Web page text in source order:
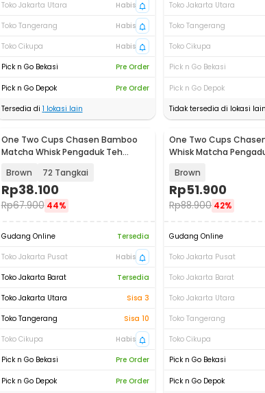
Toko Jakarta Utara
Habis
Toko Tangerang
Habis
Toko Cikupa
Habis
Pick n Go Bekasi
Pre Order
Pick n Go Depok
Pre Order
Tersedia di 1 lokasi lain
Toko Jakarta Utara
Toko Tangerang
Toko Cikupa
Pick n Go Bekasi
Pick n Go Depok
Tidak tersedia di lokasi lain
One Two Cups Chasen Bamboo
Matcha Whisk Pengaduk Teh
Brown 72 Tangkai
Rp38.100
Rp67.900 44%
Gudang Online
Tersedia
Toko Jakarta Pusat
Habis
Toko Jakarta Barat
Tersedia
Toko Jakarta Utara
Sisa 3
Toko Tangerang
Sisa 10
Toko Cikupa
Habis
Pick n Go Bekasi
Pre Order
Pick n Go Depok
Pre Order
One Two Cups
Whisk Matcha
Brown
Rp51.900
Rp88.900 42%
Gudang Online
Toko Jakarta Pusat
Toko Jakarta Barat
Toko Jakarta Utara
Toko Tangerang
Toko Cikupa
Pick n Go Bekasi
Pick n Go Depok